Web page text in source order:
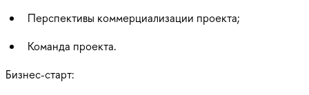
Перспективы коммерциализации проекта;
Команда проекта.
Бизнес-старт: